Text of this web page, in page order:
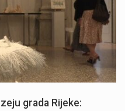
grada Rijeke: